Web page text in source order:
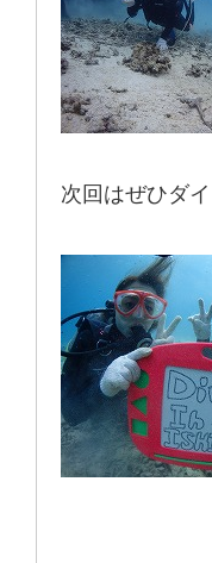
次回はぜひダ